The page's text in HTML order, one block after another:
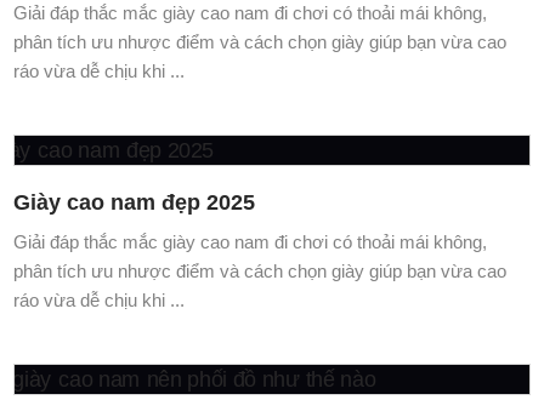
Giải đáp thắc mắc giày cao nam đi chơi có thoải mái không,
phân tích ưu nhược điểm và cách chọn giày giúp bạn vừa cao
ráo vừa dễ chịu khi ...
Giày cao nam đẹp 2025
Giải đáp thắc mắc giày cao nam đi chơi có thoải mái không,
phân tích ưu nhược điểm và cách chọn giày giúp bạn vừa cao
ráo vừa dễ chịu khi ...